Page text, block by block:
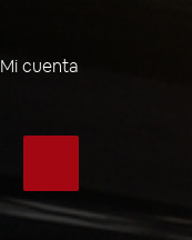
Mi cuenta